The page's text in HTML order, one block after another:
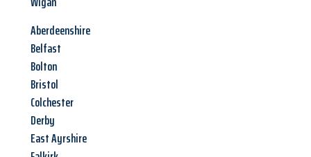
Aberdeenshire
Belfast
Bolton
Bristol
Colchester
Derby
East Ayrshire